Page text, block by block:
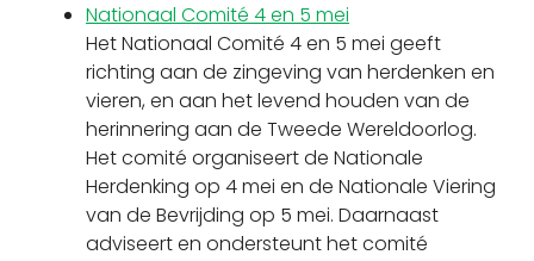
Nationaal Comité 4 en 5 mei
Het Nationaal Comité 4 en 5 mei geeft
richting aan de zingeving van herdenken en
vieren, en aan het levend houden van de
herinnering aan de Tweede Wereldoorlog.
Het comité organiseert de Nationale
Herdenking op 4 mei en de Nationale Viering
van de Bevrijding op 5 mei. Daarnaast
adviseert en ondersteunt het comité